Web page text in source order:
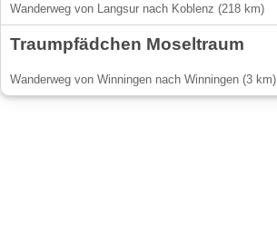
Wanderweg von Langsur nach Koblenz (218 km)
Traumpfädchen Moseltraum
Wanderweg von Winningen nach Winningen (3 km)